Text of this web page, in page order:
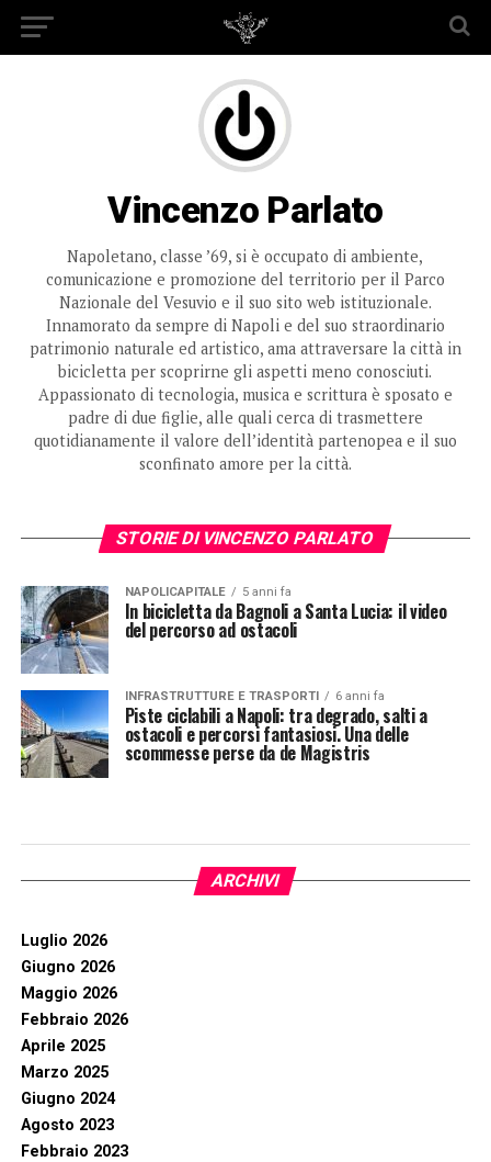
Vincenzo Parlato
Napoletano, classe ’69, si è occupato di ambiente,
comunicazione e promozione del territorio per il Parco
Nazionale del Vesuvio e il suo sito web istituzionale.
Innamorato da sempre di Napoli e del suo straordinario
patrimonio naturale ed artistico, ama attraversare la città in
bicicletta per scoprirne gli aspetti meno conosciuti.
Appassionato di tecnologia, musica e scrittura è sposato e
padre di due figlie, alle quali cerca di trasmettere
quotidianamente il valore dell’identità partenopea e il suo
sconfinato amore per la città.
STORIE DI VINCENZO PARLATO
NAPOLICAPITALE 5 anni fa
In bicicletta da Bagnoli a Santa Lucia: il video
del percorso ad ostacoli
INFRASTRUTTURE E TRASPORTI 6 anni fa
Piste ciclabili a Napoli: tra degrado, salti a
ostacoli e percorsi fantasiosi. Una delle
scommesse perse da de Magistris
ARCHIVI
Luglio 2026
Giugno 2026
Maggio 2026
Febbraio 2026
Aprile 2025
Marzo 2025
Giugno 2024
Agosto 2023
Febbraio 2023